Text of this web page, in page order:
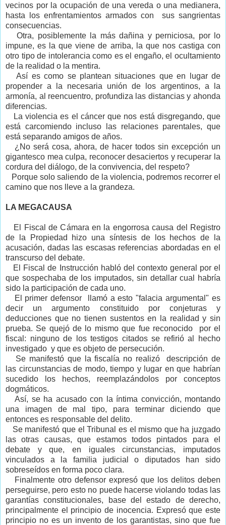
vecinos por la ocupación de una vereda o una medianera,
hasta los enfrentamientos armados con
sus sangrientas
consecuencias.
Otra, posiblemente la más dañina y perniciosa, por lo
impune, es la que viene de arriba, la que nos castiga con
otro tipo de intolerancia como es el engaño, el ocultamiento
de la realidad o la mentira.
Así es como se plantean situaciones que en lugar de
propender a la necesaria unión de los argentinos, a la
armonía, al reencuentro, profundiza las distancias y ahonda
diferencias.
La violencia es el cáncer que nos está disgregando, que
está carcomiendo incluso las relaciones parentales, que
está separando amigos de años.
¿No será cosa, ahora, de hacer todos sin excepción un
gigantesco mea culpa, reconocer desaciertos y recuperar la
cordura del diálogo, de la convivencia, del respeto?
Porque solo saliendo de la violencia, podremos recorrer el
camino que nos lleve a la grandeza.
LA MEGACAUSA
El Fiscal de Cámara en la engorrosa causa del Registro
de la Propiedad hizo una síntesis de los hechos de la
acusación, dadas las escasas referencias abordadas en el
transcurso del debate.
El Fiscal de Instrucción habló del contexto general por el
que sospechaba de los imputados, sin detallar cual habría
sido la participación de cada uno.
El primer defensor llamó a esto "falacia argumental" es
decir un argumento constituido por conjeturas y
deducciones que no tienen sustentos en la realidad y sin
prueba. Se quejó de lo mismo que fue reconocido por el
fiscal: ninguno de los testigos citados se refirió al hecho
investigado y que es objeto de persecución.
Se manifestó que la fiscalía no realizó descripción de
las circunstancias de modo, tiempo y lugar en que habrían
sucedido los hechos, reemplazándolos por conceptos
dogmáticos.
Así, se ha acusado con la íntima convicción, montando
una imagen de mal tipo, para terminar diciendo que
entonces es responsable del delito.
Se manifestó que el Tribunal es el mismo que ha juzgado
las otras causas, que estamos todos pintados para el
debate y que, en iguales circunstancias, imputados
vinculados a la familia judicial o diputados han sido
sobreseídos en forma poco clara.
Finalmente otro defensor expresó que los delitos deben
perseguirse, pero esto no puede hacerse violando todas las
garantías constitucionales, base del estado de derecho,
principalmente el principio de inocencia. Expresó que este
principio no es un invento de los garantistas, sino que fue